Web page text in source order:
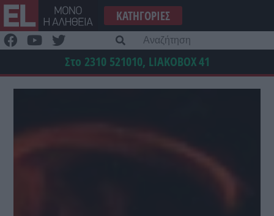
Μετάβαση
στο
περιεχόμενο
ΚΑΤΗΓΟΡΊΕΣ
Στο 2310 521010, LIAKOBOX41